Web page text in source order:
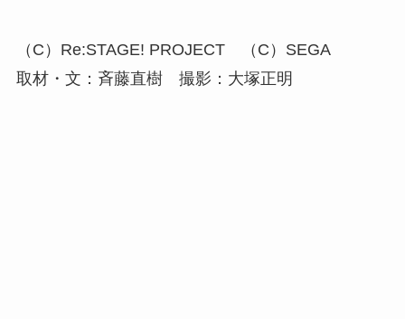
（C）Re:STAGE! PROJECT （C）SEGA
取材・文：斉藤直樹 撮影：大塚正明